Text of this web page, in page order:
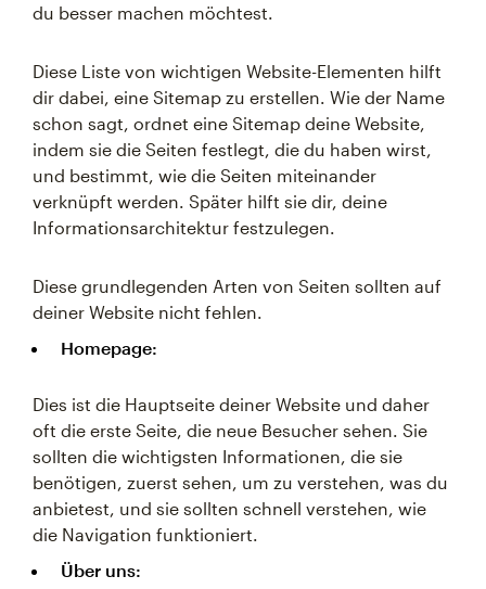
du besser machen möchtest.
Diese Liste von wichtigen Website-Elementen hilft
dir dabei, eine Sitemap zu erstellen. Wie der Name
schon sagt, ordnet eine Sitemap deine Website,
indem sie die Seiten festlegt, die du haben wirst,
und bestimmt, wie die Seiten miteinander
verknüpft werden. Später hilft sie dir, deine
Informationsarchitektur festzulegen.
Diese grundlegenden Arten von Seiten sollten auf
deiner Website nicht fehlen.
Homepage:
Dies ist die Hauptseite deiner Website und daher
oft die erste Seite, die neue Besucher sehen. Sie
sollten die wichtigsten Informationen, die sie
benötigen, zuerst sehen, um zu verstehen, was du
anbietest, und sie sollten schnell verstehen, wie
die Navigation funktioniert.
Über uns: